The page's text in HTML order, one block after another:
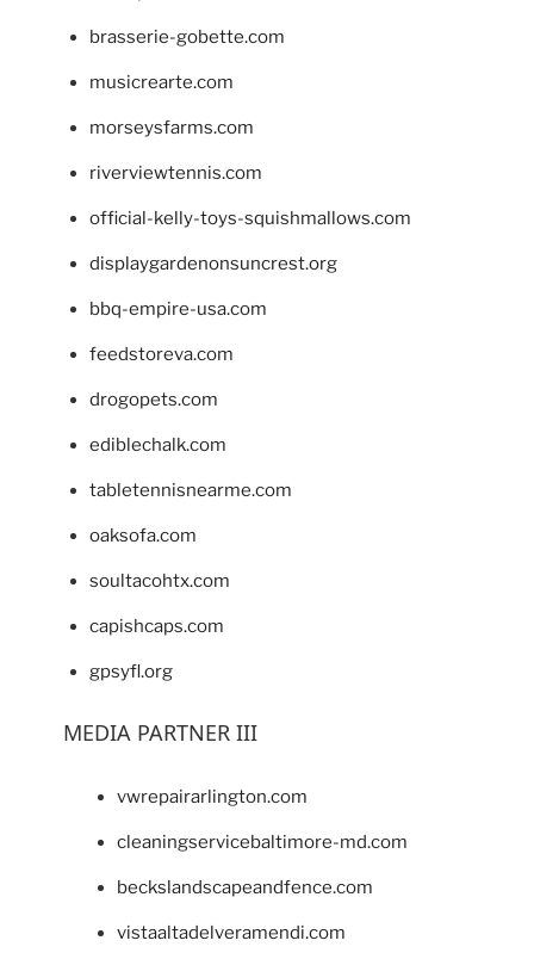
brasserie-gobette.com
musicrearte.com
morseysfarms.com
riverviewtennis.com
official-kelly-toys-squishmallows.com
displaygardenonsuncrest.org
bbq-empire-usa.com
feedstoreva.com
drogopets.com
ediblechalk.com
tabletennisnearme.com
oaksofa.com
soultacohtx.com
capishcaps.com
gpsyfl.org
MEDIA PARTNER III
vwrepairarlington.com
cleaningservicebaltimore-md.com
beckslandscapeandfence.com
vistaaltadelveramendi.com